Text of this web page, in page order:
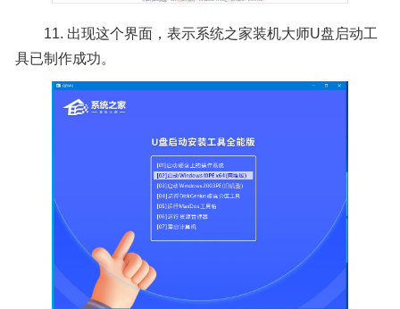
11. 出现这个界面，表示系统之家装机大师U盘启动工
具已制作成功。